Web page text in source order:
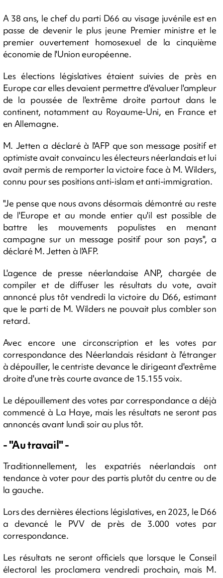
A 38 ans, le chef du parti D66 au visage juvénile est en
passe de devenir le plus jeune Premier ministre et le
premier ouvertement homosexuel de la cinquième
économie de l'Union européenne.
Les élections législatives étaient suivies de près en
Europe car elles devaient permettre d'évaluer l'ampleur
de la poussée de l'extrême droite partout dans le
continent, notamment au Royaume-Uni, en France et
en Allemagne.
M. Jetten a déclaré à l'AFP que son message positif et
optimiste avait convaincu les électeurs néerlandais et lui
avait permis de remporter la victoire face à M. Wilders,
connu pour ses positions anti-islam et anti-immigration.
"Je pense que nous avons désormais démontré au reste
de l'Europe et au monde entier qu'il est possible de
battre les mouvements populistes en menant
campagne sur un message positif pour son pays", a
déclaré M. Jetten à l'AFP.
L'agence de presse néerlandaise ANP, chargée de
compiler et de diffuser les résultats du vote, avait
annoncé plus tôt vendredi la victoire du D66, estimant
que le parti de M. Wilders ne pouvait plus combler son
retard.
Avec encore une circonscription et les votes par
correspondance des Néerlandais résidant à l'étranger
à dépouiller, le centriste devance le dirigeant d'extrême
droite d'une très courte avance de 15.155 voix.
Le dépouillement des votes par correspondance a déjà
commencé à La Haye, mais les résultats ne seront pas
annoncés avant lundi soir au plus tôt.
- "Au travail" -
Traditionnellement, les expatriés néerlandais ont
tendance à voter pour des partis plutôt du centre ou de
la gauche.
Lors des dernières élections législatives, en 2023, le D66
a devancé le PVV de près de 3.000 votes par
correspondance.
Les résultats ne seront officiels que lorsque le Conseil
électoral les proclamera vendredi prochain, mais M.